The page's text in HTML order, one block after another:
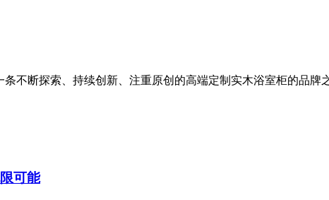
不断探索、持续创新、注重原创的高端定制实木浴室柜的品牌
可能